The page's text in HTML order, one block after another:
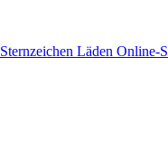
Sternzeichen Läden Online-